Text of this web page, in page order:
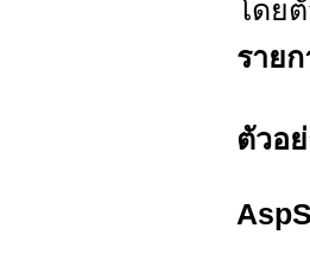
โดย
รายก
ตัวอ